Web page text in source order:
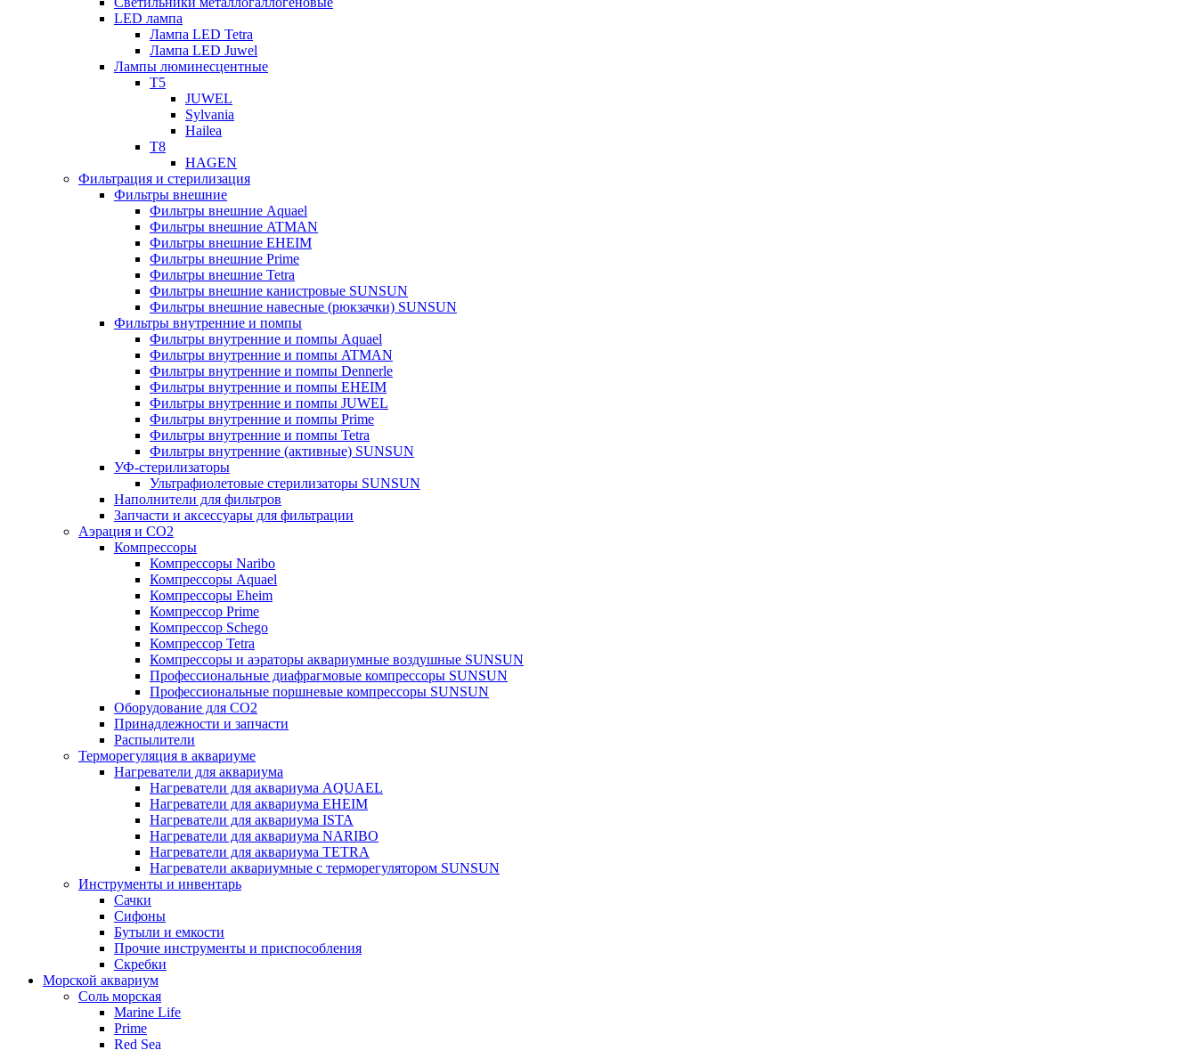
LED лампа
Лампа LED Tetra
Лампа LED Juwel
Лампы люминесцентные
T5
JUWEL
Sylvania
Hailea
T8
HAGEN
Фильтрация и стерилизация
Фильтры внешние
Фильтры внешние Aquael
Фильтры внешние ATMAN
Фильтры внешние EHEIM
Фильтры внешние Prime
Фильтры внешние Tetra
Фильтры внешние канистровые SUNSUN
Фильтры внешние навесные (рюкзачки) SUNSUN
Фильтры внутренние и помпы
Фильтры внутренние и помпы Aquael
Фильтры внутренние и помпы ATMAN
Фильтры внутренние и помпы Dennerle
Фильтры внутренние и помпы EHEIM
Фильтры внутренние и помпы JUWEL
Фильтры внутренние и помпы Prime
Фильтры внутренние и помпы Tetra
Фильтры внутренние (активные) SUNSUN
УФ-стерилизаторы
Ультрафиолетовые стерилизаторы SUNSUN
Наполнители для фильтров
Запчасти и аксессуары для фильтрации
Аэрация и CO2
Компрессоры
Компрессоры Naribo
Компрессоры Aquael
Компрессоры Eheim
Компрессор Prime
Компрессор Schego
Компрессор Tetra
Компрессоры и аэраторы аквариумные воздушные SUNSUN
Профессиональные диафрагмовые компрессоры SUNSUN
Профессиональные поршневые компрессоры SUNSUN
Оборудование для CO2
Принадлежности и запчасти
Распылители
Терморегуляция в аквариуме
Нагреватели для аквариума
Нагреватели для аквариума AQUAEL
Нагреватели для аквариума EHEIM
Нагреватели для аквариума ISTA
Нагреватели для аквариума NARIBO
Нагреватели для аквариума TETRA
Нагреватели аквариумные с терморегулятором SUNSUN
Инструменты и инвентарь
Сачки
Сифоны
Бутыли и емкости
Прочие инструменты и приспособления
Скребки
Морской аквариум
Соль морская
Marine Life
Prime
Red Sea